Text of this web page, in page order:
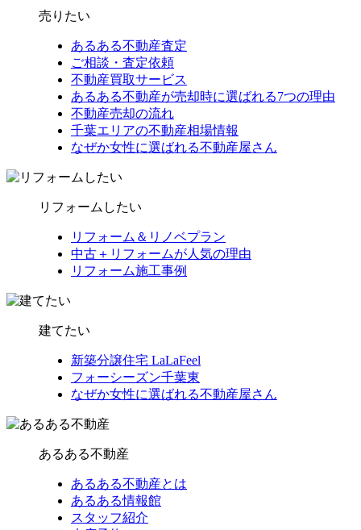
売りたい
あるある不動産査定
ご相談・査定依頼
不動産買取サービス
あるある不動産が売却時に選ばれる7つの理由
不動産売却の流れ
千葉エリアの不動産相場情報
なぜか女性に選ばれる不動産屋さん
リフォームしたい
リフォーム＆リノベプラン
中古＋リフォームが人気の理由
リフォーム施工事例
建てたい
新築分譲住宅 LaLaFeel
フォーシーズン千葉東
なぜか女性に選ばれる不動産屋さん
あるある不動産
あるある不動産とは
あるある情報館
スタッフ紹介